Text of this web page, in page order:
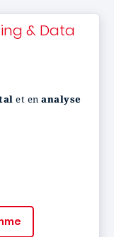
& Data
et enanalyse